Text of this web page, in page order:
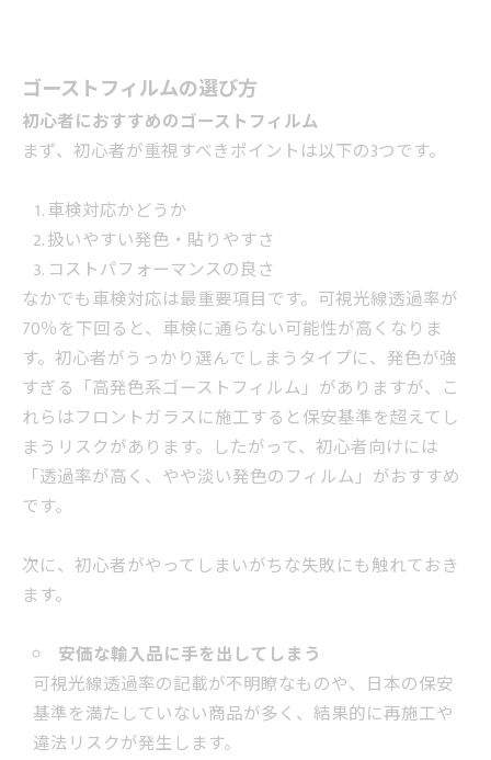
ゴーストフィルムの選び方
初心者におすすめのゴーストフィルム
まず、初心者が重視すべきポイントは以下の3つです。
車検対応かどうか
扱いやすい発色・貼りやすさ
コストパフォーマンスの良さ
なかでも車検対応は最重要項目です。可視光線透過率が
70％を下回ると、車検に通らない可能性が高くなりま
す。初心者がうっかり選んでしまうタイプに、発色が強
すぎる「高発色系ゴーストフィルム」がありますが、こ
れらはフロントガラスに施工すると保安基準を超えてし
まうリスクがあります。したがって、初心者向けには
「透過率が高く、やや淡い発色のフィルム」がおすすめ
です。
次に、初心者がやってしまいがちな失敗にも触れておき
ます。
安価な輸入品に手を出してしまう
可視光線透過率の記載が不明瞭なものや、日本の保安
基準を満たしていない商品が多く、結果的に再施工や
違法リスクが発生します。